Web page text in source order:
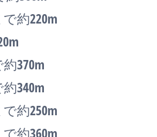
約220m
370m
340m
で約250m
約360m